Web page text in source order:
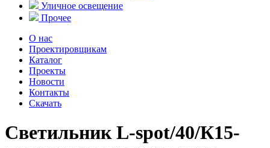
Уличное освещение
Прочее
О нас
Проектировщикам
Каталог
Проекты
Новости
Контакты
Скачать
Светильник L-spot/40/К15-